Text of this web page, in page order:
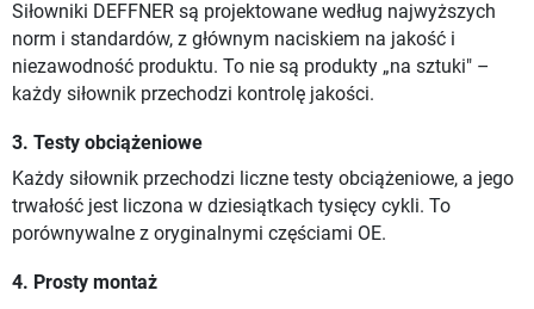
Siłowniki DEFFNER są projektowane według najwyższych
norm i standardów, z głównym naciskiem na jakość i
niezawodność produktu. To nie są produkty „na sztuki" –
każdy siłownik przechodzi kontrolę jakości.
3. Testy obciążeniowe
Każdy siłownik przechodzi liczne testy obciążeniowe, a jego
trwałość jest liczona w dziesiątkach tysięcy cykli. To
porównywalne z oryginalnymi częściami OE.
4. Prosty montaż